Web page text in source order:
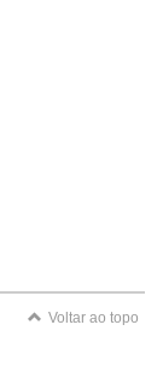
Voltar ao topo